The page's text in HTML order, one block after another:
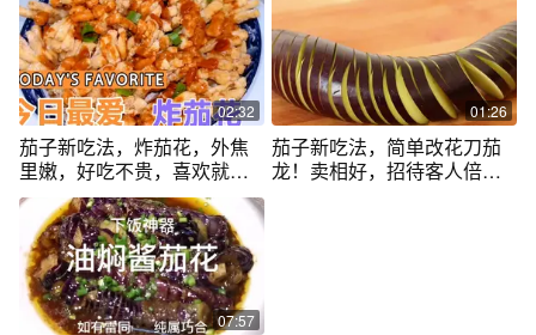
02:32
茄子新吃法，炸茄花，外焦
里嫩，好吃不贵，喜欢就收
藏起来吧！
01:26
茄子新吃法，简单改花刀茄
龙！卖相好，招待客人倍有
07:57